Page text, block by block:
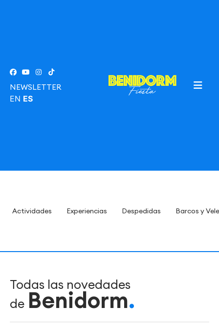
NEWSLETTER
EN ES
Actividades Experiencias Despedidas Barcos y
Todas las novedades
de Benidorm